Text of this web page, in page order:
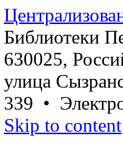
Библиотеки
630025,
улица
339 •
Skip to content